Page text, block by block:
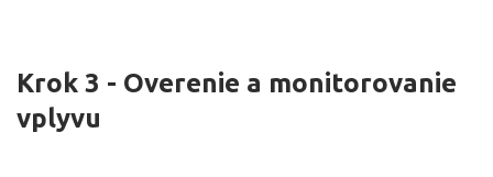
Krok 3 - Overenie a monitorovanie
vplyvu